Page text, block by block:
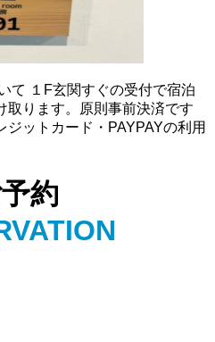
て １F玄関すぐの受付で宿泊
取ります。原則事前決済です
ットカード・PAYPAYの利用
約